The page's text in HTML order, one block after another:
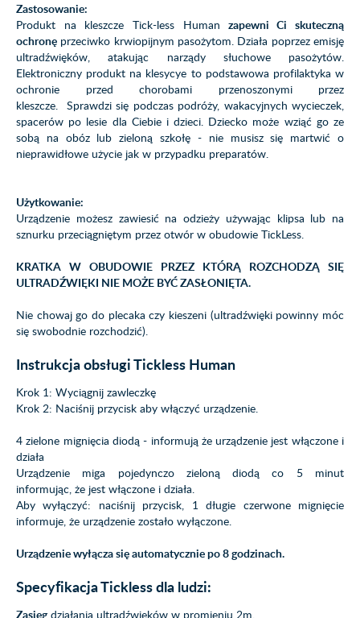
Zastosowanie:
Produkt na kleszcze Tick-less Human zapewni Ci skuteczną
ochronę przeciwko krwiopijnym pasożytom. Działa poprzez emisję
ultradźwięków, atakując narządy słuchowe pasożytów.
Elektroniczny produkt na klesycye to podstawowa profilaktyka w
ochronie przed chorobami przenoszonymi przez
kleszcze. Sprawdzi się podczas podróży, wakacyjnych wycieczek,
spacerów po lesie dla Ciebie i dzieci. Dziecko może wziąć go ze
sobą na obóz lub zieloną szkołę - nie musisz się martwić o
nieprawidłowe użycie jak w przypadku preparatów.
Użytkowanie:
Urządzenie możesz zawiesić na odzieży używając klipsa lub na
sznurku przeciągniętym przez otwór w obudowie TickLess.
KRATKA W OBUDOWIE PRZEZ KTÓRĄ ROZCHODZĄ SIĘ
ULTRADŹWIĘKI NIE MOŻE BYĆ ZASŁONIĘTA.
Nie chowaj go do plecaka czy kieszeni (ultradźwięki powinny móc
się swobodnie rozchodzić).
Instrukcja obsługi Tickless Human
Krok 1: Wyciągnij zawleczkę
Krok 2: Naciśnij przycisk aby włączyć urządzenie.
4 zielone mignięcia diodą - informują że urządzenie jest włączone i
działa
Urządzenie miga pojedynczo zieloną diodą co 5 minut
informując, że jest włączone i działa.
Aby wyłączyć: naciśnij przycisk, 1 długie czerwone mignięcie
informuje, że urządzenie zostało wyłączone.
Urządzenie wyłącza się automatycznie po 8 godzinach.
Specyfikacja Tickless dla ludzi:
Zasięgdziałania ultradźwięków w promieniu 2m.